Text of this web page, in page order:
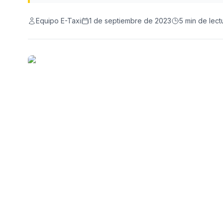
Equipo E-Taxi 1 de septiembre de 2023 5 min de